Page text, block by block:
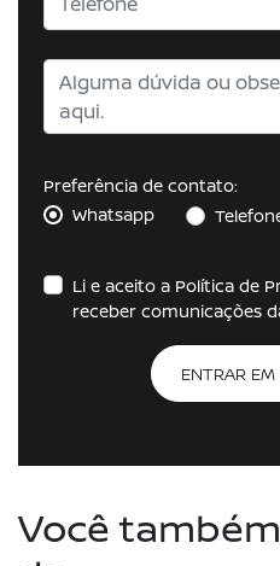
Preferência de contato:
Whatsapp
Li e aceito a Política de
receber comunicações
ENTRAR
Você